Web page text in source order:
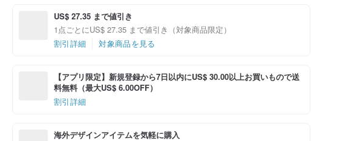
US$ 27.35 まで値引き
1点ごとにUS$ 27.35 まで値引き（対象商品限定）
割引詳細
対象商品を見る
【アプリ限定】新規登録から7日以内にUS$ 30.00以上お買いもので送
料無料（最大US$ 6.00OFF）
割引詳細
海外デザインアイテムを気軽に購入